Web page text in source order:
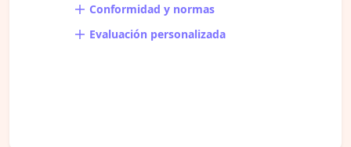
Conformidad y normas
Evaluación personalizada